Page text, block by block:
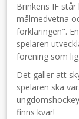
Brinkens IF
målmedvetna
förklaringen".
spelaren
förening som
Det gäller att
spelaren ska
finns kvar!